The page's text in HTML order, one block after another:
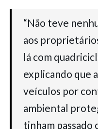
“Não teve
aos
lá com
explicando que
veículos por
ambiental
tinham passado